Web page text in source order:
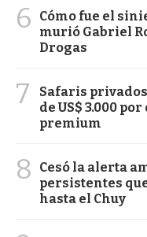
6
Cómo fue el
murió Gabriel
Drogas
7
Safaris
de US$ 3.000
premium
8
Cesó la alerta
persistentes
hasta el Chuy